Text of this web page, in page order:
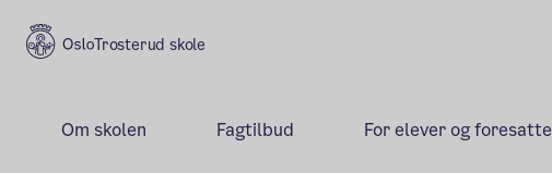
Trosterud skole
Om skolen Fagtilbud For elever og foresatte